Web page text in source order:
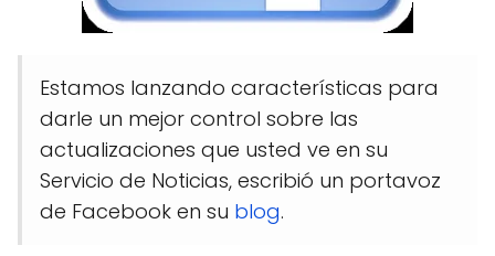
Estamos lanzando características para
darle un mejor control sobre las
actualizaciones que usted ve en su
Servicio de Noticias, escribió un portavoz
de Facebook en su blog.